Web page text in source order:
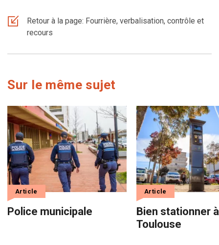
Retour à la page: Fourrière, verbalisation, contrôle et
recours
Sur le même sujet
Police municipale
Article
Bien stationner à
Toulouse
Article